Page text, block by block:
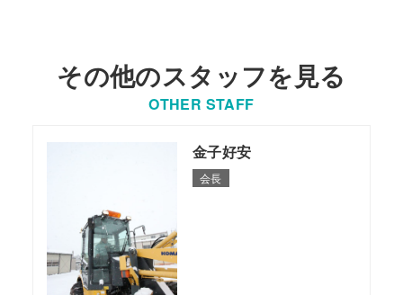
その他のスタッフを見る
OTHER STAFF
金子好安
会長